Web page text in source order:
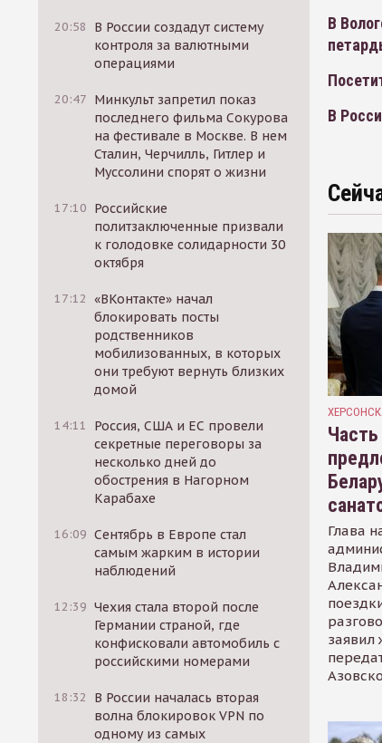
20:58
В России создадут систему
контроля за валютными
операциями
20:47 Минкульт запретил показ
последнего фильма Сокурова
на фестивале в Москве. В нем
Сталин, Черчилль, Гитлер и
Муссолини спорят о жизни
17:10 Российские
политзаключенные призвали
к голодовке солидарности 30
октября
17:12 «ВКонтакте» начал
блокировать посты
родственников
мобилизованных, в которых
они требуют вернуть близких
домой
14:11
Россия, США и ЕС провели
секретные переговоры за
несколько дней до
обострения в Нагорном
Карабахе
16:09 Сентябрь в Европе стал
самым жарким в истории
наблюдений
12:39 Чехия стала второй после
Германии страной, где
конфисковали автомобиль с
российскими номерами
18:32
В России началась вторая
волна блокировок VPN по
одному из самых
В
В
Глава
заявил